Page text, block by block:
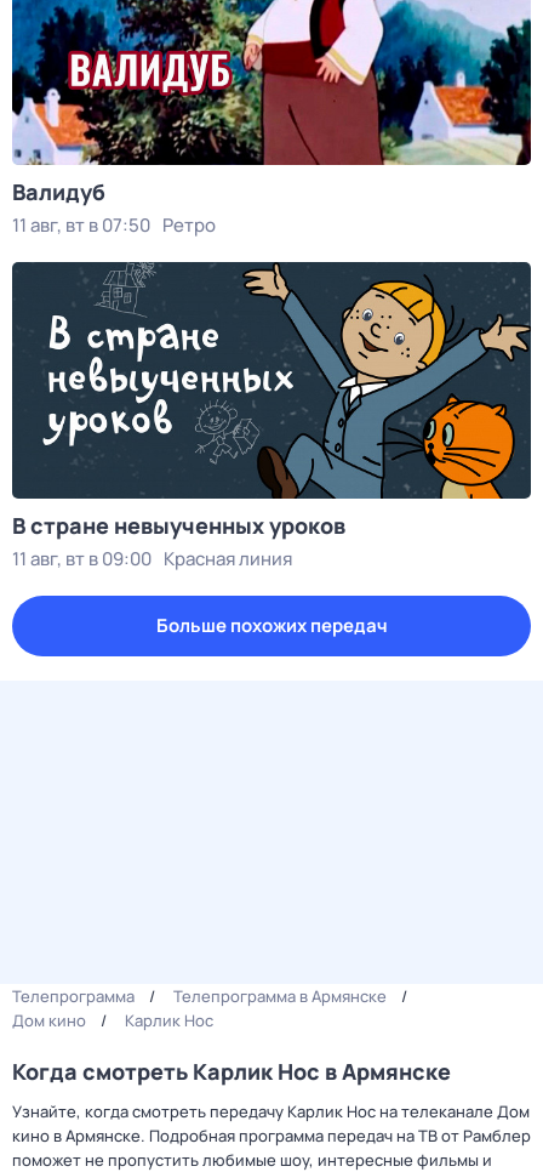
Валидуб
11 авг, вт в 07:50 Ретро
В стране невыученных уроков
11 авг, вт в 09:00 Красная линия
Больше похожих передач
Телепрограмма
Телепрограмма в Армянске
Дом кино
Карлик Нос
Когда смотреть Карлик Нос в Армянске
Узнайте, когда смотреть передачу Карлик Нос на телеканале Дом
кино в Армянске. Подробная программа передач на ТВ от Рамблер
поможет не пропустить любимые шоу, интересные фильмы и